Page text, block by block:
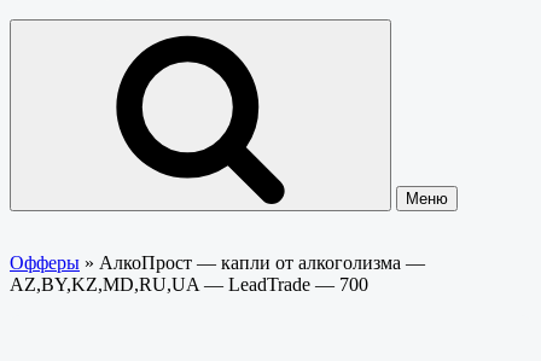
Меню
Офферы » АлкоПрост — капли от алкоголизма —
AZ,BY,KZ,MD,RU,UA — LeadTrade — 700